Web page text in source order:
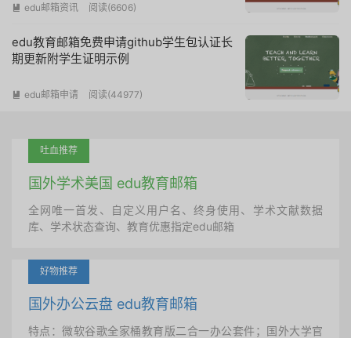
 edu邮箱资讯 阅读(6606)
edu教育邮箱免费申请github学生包认证长
期更新附学生证明示例
 edu邮箱申请 阅读(44977)
吐血推荐
国外学术美国 edu教育邮箱
全网唯一首发、自定义用户名、终身使用、学术文献数据
库、学术状态查询、教育优惠指定edu邮箱
好物推荐
国外办公云盘 edu教育邮箱
特点：微软谷歌全家桶教育版二合一办公套件；国外大学官